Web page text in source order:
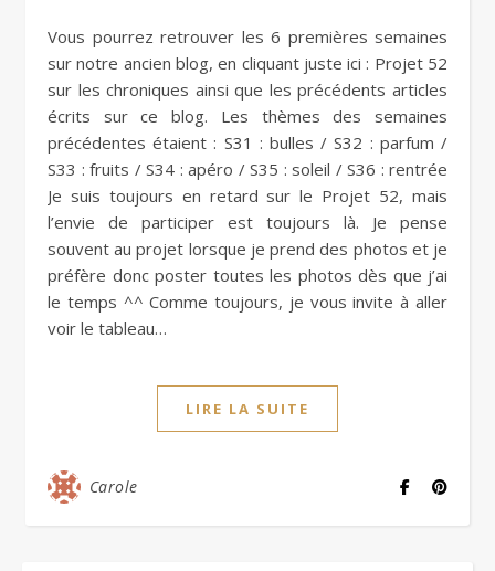
Vous pourrez retrouver les 6 premières semaines
sur notre ancien blog, en cliquant juste ici : Projet 52
sur les chroniques ainsi que les précédents articles
écrits sur ce blog. Les thèmes des semaines
précédentes étaient : S31 : bulles / S32 : parfum /
S33 : fruits / S34 : apéro / S35 : soleil / S36 : rentrée
Je suis toujours en retard sur le Projet 52, mais
l’envie de participer est toujours là. Je pense
souvent au projet lorsque je prend des photos et je
préfère donc poster toutes les photos dès que j’ai
le temps ^^ Comme toujours, je vous invite à aller
voir le tableau…
LIRE LA SUITE
Carole